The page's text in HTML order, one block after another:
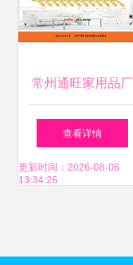
常州通旺家用品厂
专业卫浴设施与个
人卫生用品供应商
查看详情
更新时间：2026-08-06
13:34:26